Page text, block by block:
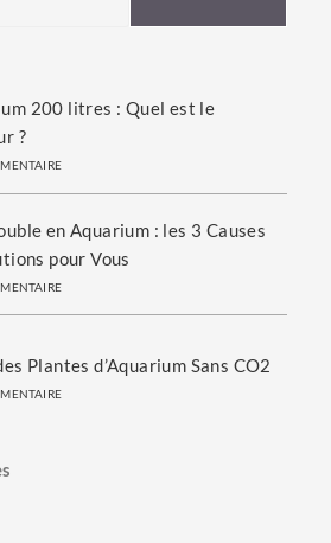
200 litres : Quel est le
?
en Aquarium : les 3 Causes
pour Vous
Plantes d’Aquarium Sans CO2